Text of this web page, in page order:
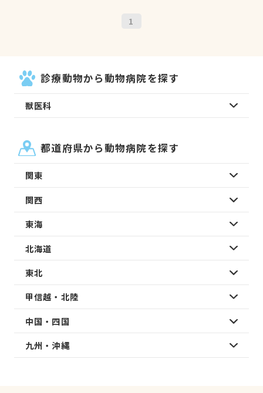
1
診療動物から動物病院を探す
獣医科
都道府県から動物病院を探す
関東
関西
東海
北海道
東北
甲信越・北陸
中国・四国
九州・沖縄